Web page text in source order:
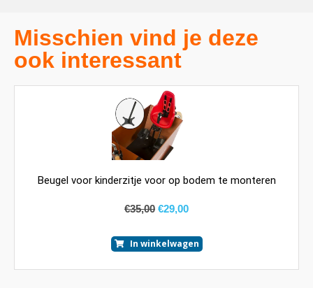
Misschien vind je deze
ook interessant
Beugel voor kinderzitje voor op bodem te monteren
€35,00 €29,00
In winkelwagen